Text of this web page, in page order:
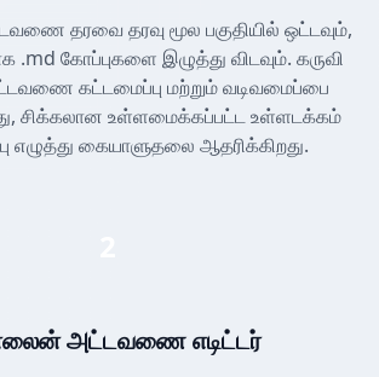
தரவை தரவு மூல பகுதியில் ஒட்டவும்,
.md கோப்புகளை இழுத்து விடவும். கருவி
கட்டமைப்பு மற்றும் வடிவமைப்பை
சிக்கலான உள்ளமைக்கப்பட்ட உள்ளடக்கம்
எழுத்து கையாளுதலை ஆதரிக்கிறது.
அட்டவணை எடிட்டர்